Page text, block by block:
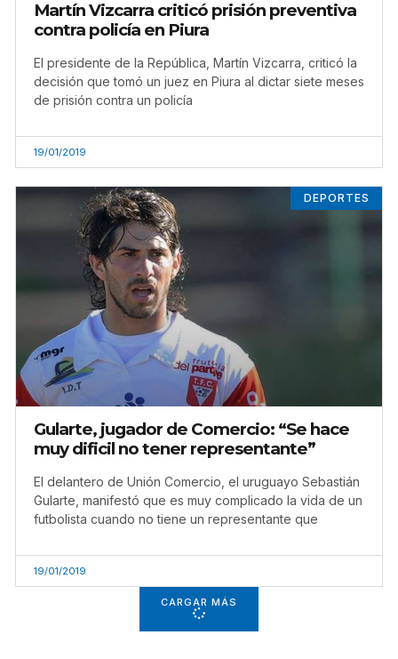
Martín Vizcarra criticó prisión preventiva
contra policía en Piura
El presidente de la República, Martín Vizcarra, criticó la
decisión que tomó un juez en Piura al dictar siete meses
de prisión contra un policía
19/01/2019
DEPORTES
Gularte, jugador de Comercio: “Se hace
muy dificil no tener representante”
El delantero de Unión Comercio, el uruguayo Sebastián
Gularte, manifestó que es muy complicado la vida de un
futbolista cuando no tiene un representante que
19/01/2019
CARGAR MÁS